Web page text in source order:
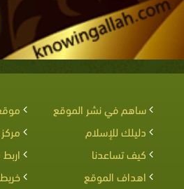
ساهم في نشر الموقع
دليلك للإسلام
مركز
كيف تساعدنا
اهداف الموقع